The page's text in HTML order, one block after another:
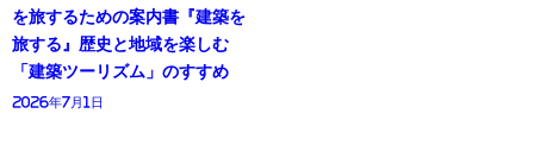
を旅するための案内書『建築を
旅する』歴史と地域を楽しむ
「建築ツーリズム」のすすめ
2026年7月1日